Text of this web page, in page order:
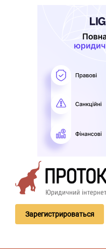
Зарегистрироваться